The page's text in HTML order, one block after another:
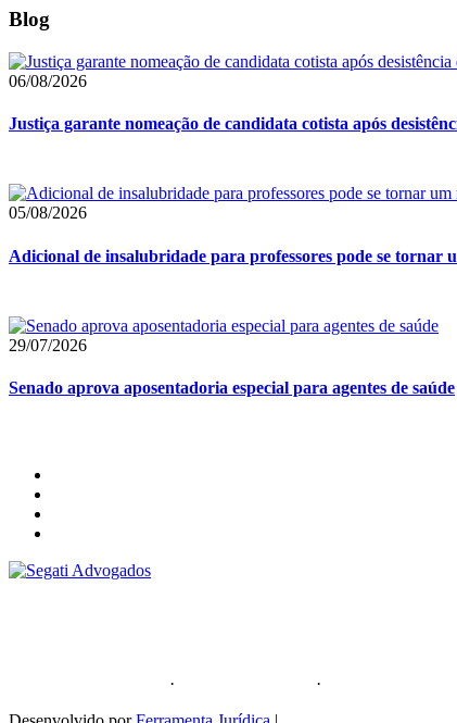
Blog
06/08/2026
Justiça garante nomeação de candidata cotista após
05/08/2026
Adicional de insalubridade para professores pode se tornar
29/07/2026
Senado aprova aposentadoria especial para agentes de saúde
· ·